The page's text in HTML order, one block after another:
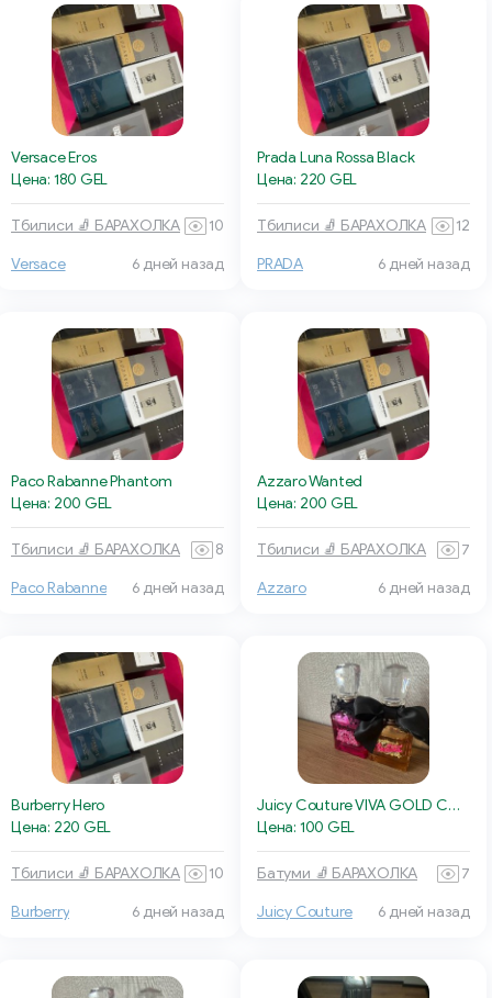
Versace Eros
Цена: 180 GEL
Тбилиси 🧦 БАРАХОЛКА 10
Versace 6 дней назад
Prada Luna Rossa Black
Цена: 220 GEL
Тбилиси 🧦 БАРАХОЛКА 12
PRADA 6 дней назад
Paco Rabanne Phantom
Цена: 200 GEL
Тбилиси 🧦 БАРАХОЛКА 8
Paco Rabanne 6 дней назад
Azzaro Wanted
Цена: 200 GEL
Тбилиси 🧦 БАРАХОЛКА 7
Azzaro 6 дней назад
Burberry Hero
Цена: 220 GEL
Тбилиси 🧦 БАРАХОЛКА 10
Burberry 6 дней назад
Juicy Couture VIVA GOLD COUTURE
Цена: 100 GEL
Батуми 🧦 БАРАХОЛКА 7
Juicy Couture 6 дней назад